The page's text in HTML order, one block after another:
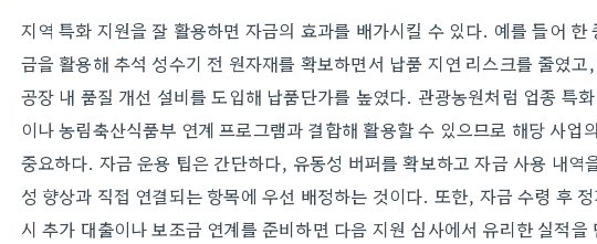
지역 특화 지원을 잘 활용하면 자금의 효과를 배가시킬 수 있다. 예를 들어
금을 활용해 추석 성수기 전 원자재를 확보하면서 납품 지연 리스크를 줄였
공장 내 품질 개선 설비를 도입해 납품단가를 높였다. 관광농원처럼 업종 특
이나 농림축산식품부 연계 프로그램과 결합해 활용할 수 있으므로 해당 사업
중요하다. 자금 운용 팁은 간단하다, 유동성 버퍼를 확보하고 자금 사용 내역
성 향상과 직접 연결되는 항목에 우선 배정하는 것이다. 또한, 자금 수령 후
시 추가 대출이나 보조금 연계를 준비하면 다음 지원 심사에서 유리한 실적을